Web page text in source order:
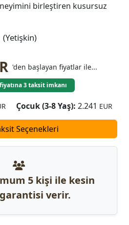
birleştiren kusursuz
(Yetişkin)
'den başlayan fiyatlar ile...
3 taksit imkanı
Çocuk (3-8 Yaş): 2.241 EUR
Seçenekleri
5 kişi ile kesin
verir.